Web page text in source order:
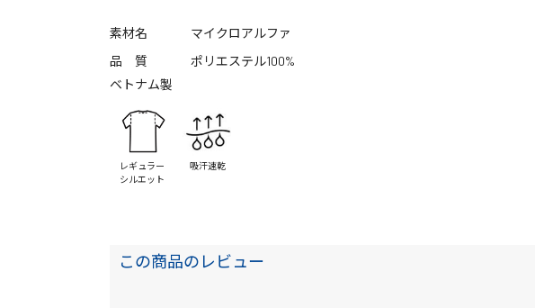
素材名
マイクロアルファ
品 質
ポリエステル100%
ベトナム製
レギュラー
シルエット
吸汗速乾
この商品のレビュー